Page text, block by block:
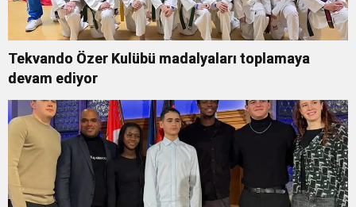
Tekvando Özer Kulübü madalyaları toplamaya
devam ediyor